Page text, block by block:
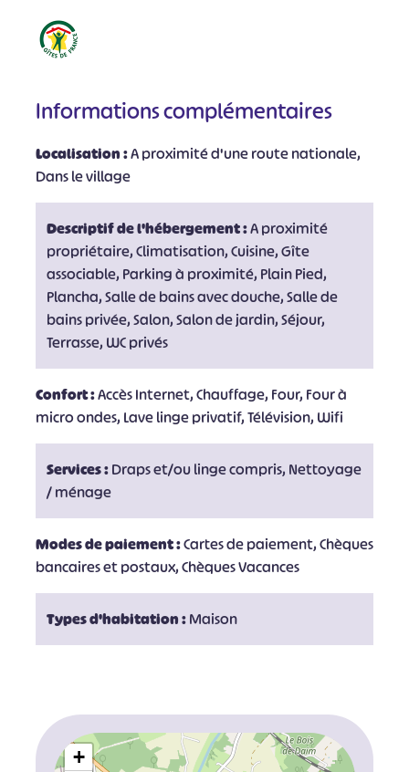
Informations complémentaires
Localisation :A proximité d'une route nationale,
Dans le village
Descriptif de l'hébergement :A proximité
propriétaire, Climatisation, Cuisine, Gîte
associable, Parking à proximité, Plain Pied,
Plancha, Salle de bains avec douche, Salle de
bains privée, Salon, Salon de jardin, Séjour,
Terrasse, WC privés
Confort :Accès Internet, Chauffage, Four, Four à
micro ondes, Lave linge privatif, Télévision, Wifi
Services :Draps et/ou linge compris, Nettoyage
/ ménage
Modes de paiement :Cartes de paiement, Chèques
bancaires et postaux, Chèques Vacances
Types d'habitation :Maison
+